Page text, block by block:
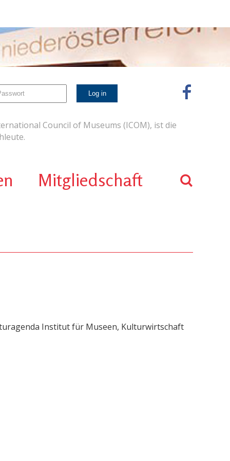
Council of Museums (ICOM), ist die
Mitgliedschaft
Institut für Museen, Kulturwirtschaft